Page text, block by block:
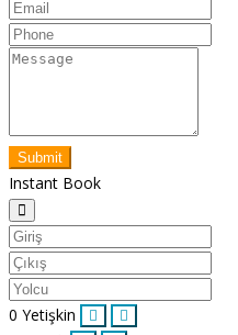
Submit
Instant Book
0 Yetişkin